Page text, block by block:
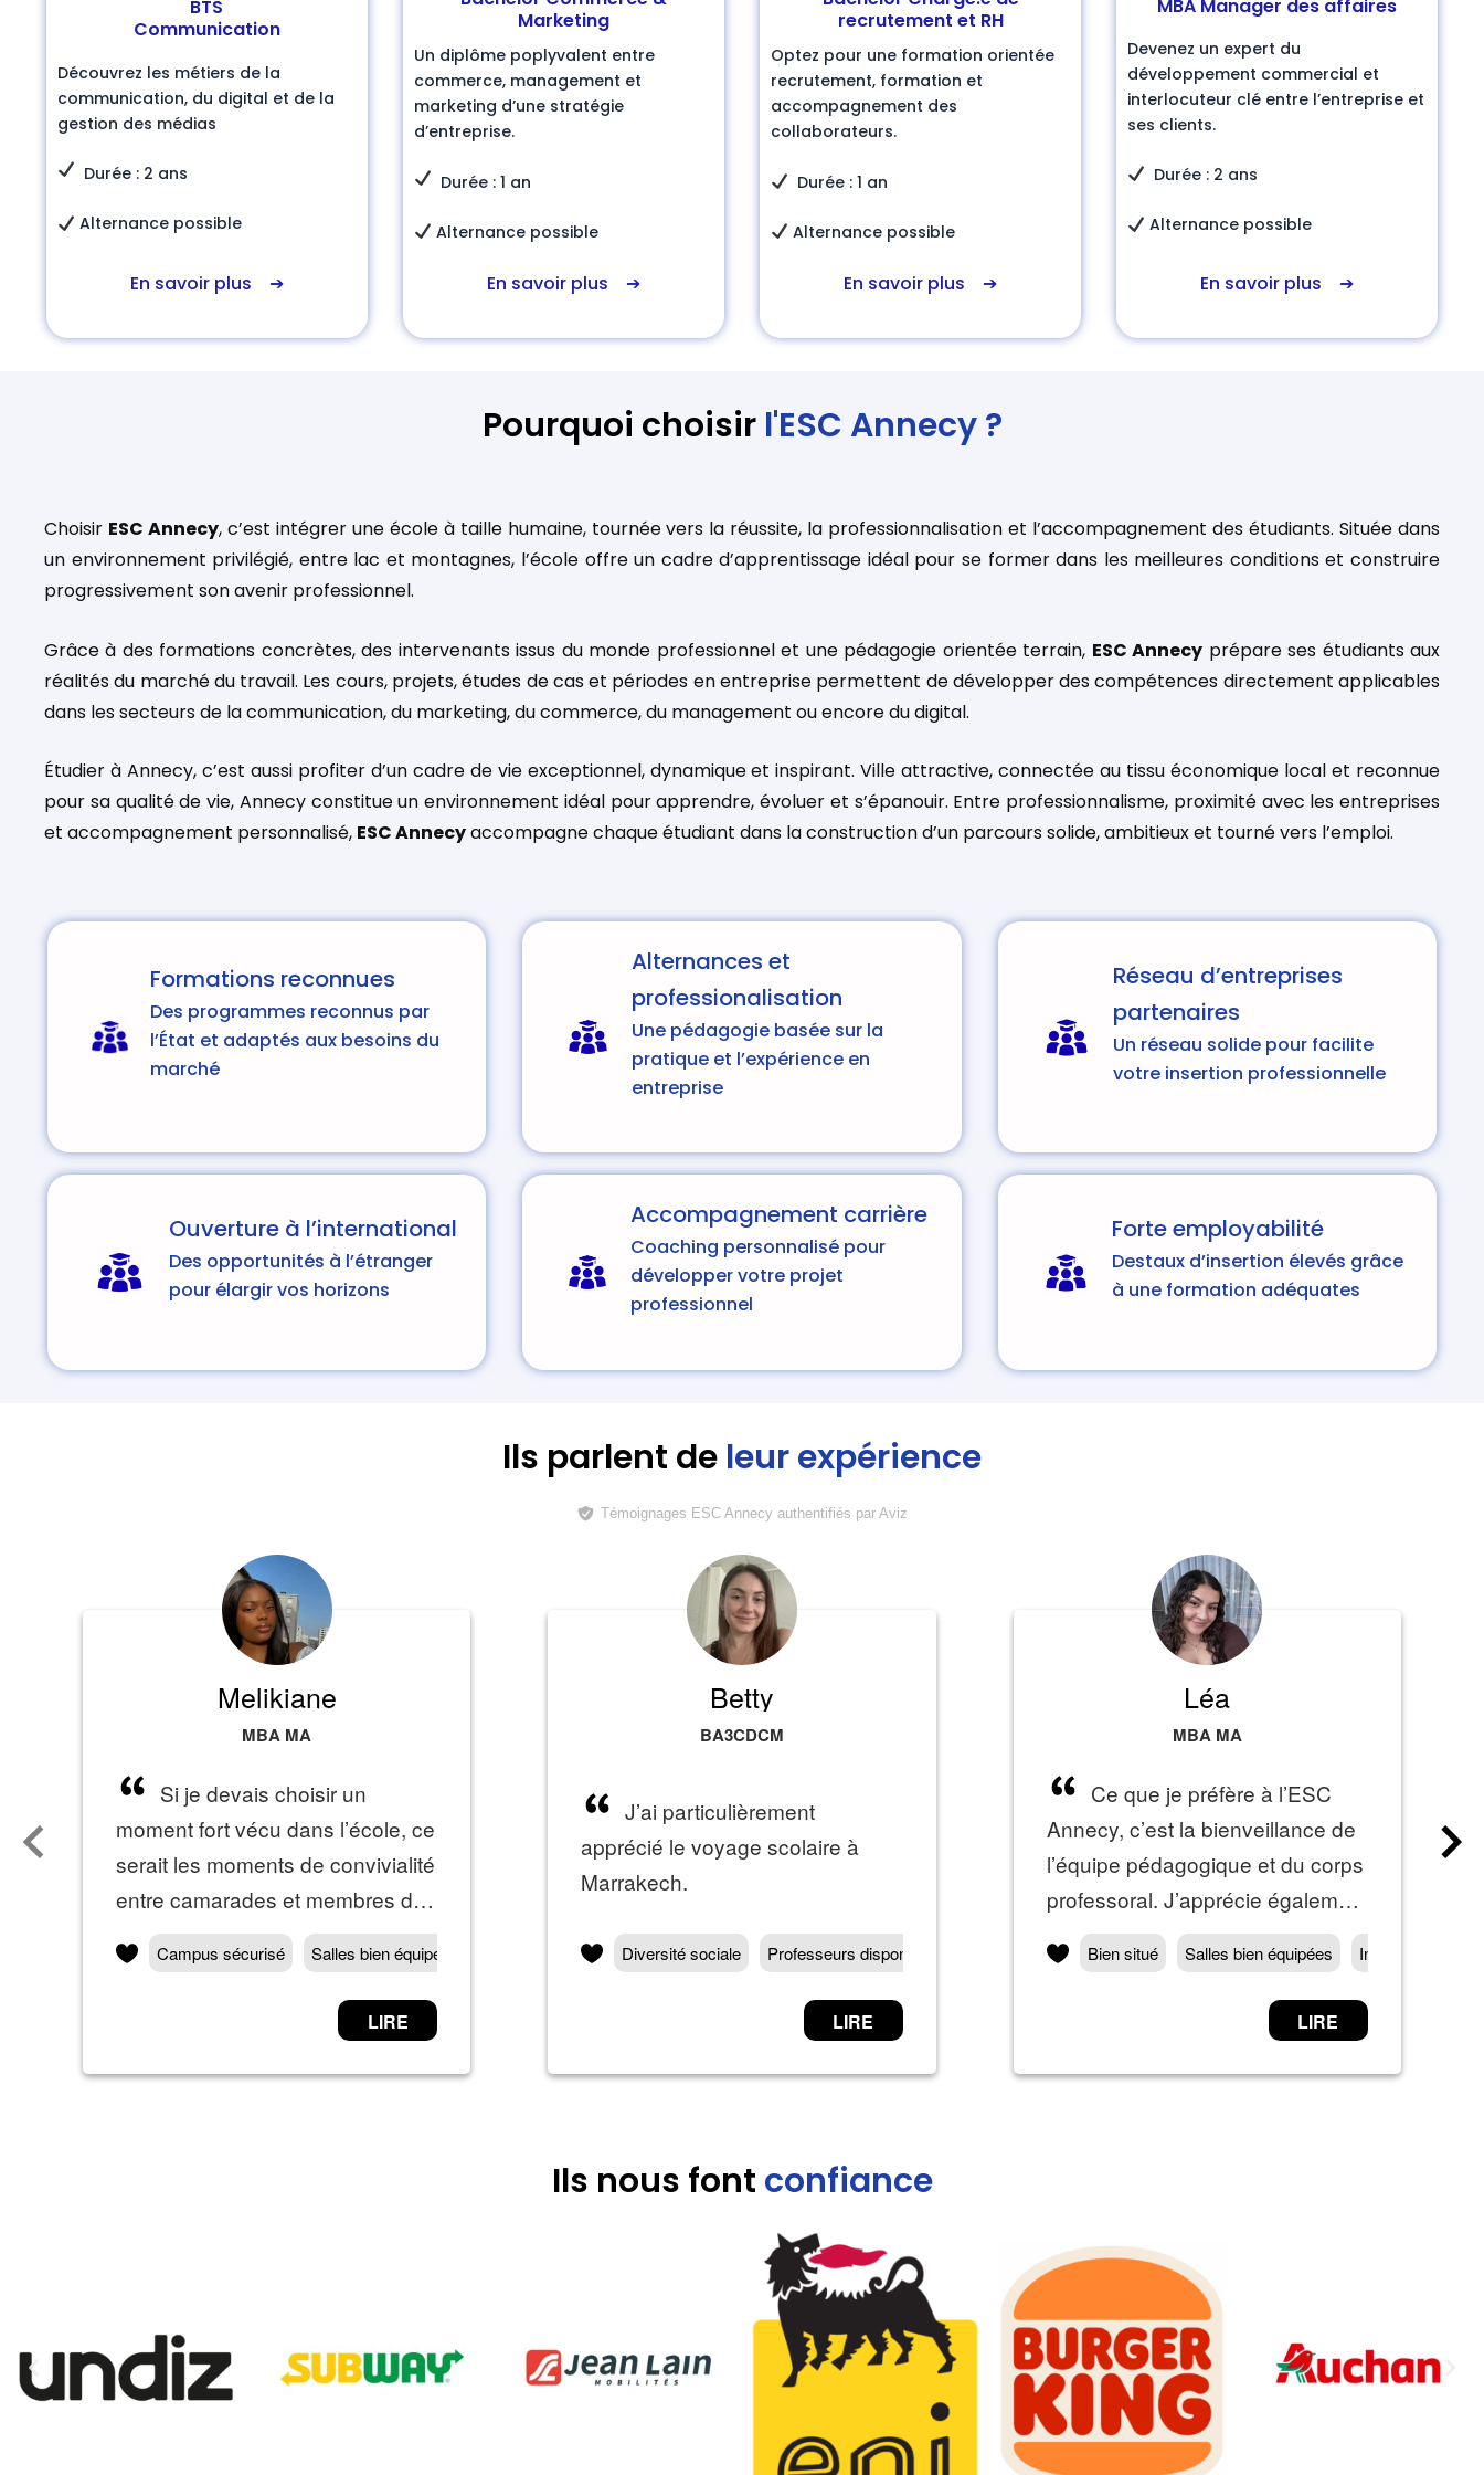
BTS
Communication
Découvrez les métiers de la
communication, du digital et de la
gestion des médias
Durée : 2 ans
Alternance possible
En savoir plus ➔
Marketing
Un diplôme poplyvalent entre
commerce, management et
marketing d’une stratégie
d’entreprise.
Durée : 1 an
Alternance possible
En savoir plus ➔
recrutement et RH
Optez pour une formation orientée
recrutement, formation et
accompagnement des
collaborateurs.
Durée : 1 an
Alternance possible
En savoir plus ➔
MBA Manager des affaires
Devenez un expert du
développement commercial et
interlocuteur clé entre l’entreprise et
ses clients.
Durée : 2 ans
Alternance possible
En savoir plus ➔
Pourquoi choisir l'ESC Annecy ?
Choisir ESC Annecy, c’est intégrer une école à taille humaine, tournée vers la réussite, la professionnalisation et l’accompagnement des étudiants. Située dans
un environnement privilégié, entre lac et montagnes, l’école offre un cadre d’apprentissage idéal pour se former dans les meilleures conditions et construire
progressivement son avenir professionnel.
Grâce à des formations concrètes, des intervenants issus du monde professionnel et une pédagogie orientée terrain, ESC Annecy prépare ses étudiants aux
réalités du marché du travail. Les cours, projets, études de cas et périodes en entreprise permettent de développer des compétences directement applicables
dans les secteurs de la communication, du marketing, du commerce, du management ou encore du digital.
Étudier à Annecy, c’est aussi profiter d’un cadre de vie exceptionnel, dynamique et inspirant. Ville attractive, connectée au tissu économique local et reconnue
pour sa qualité de vie, Annecy constitue un environnement idéal pour apprendre, évoluer et s’épanouir. Entre professionnalisme, proximité avec les entreprises
et accompagnement personnalisé, ESC Annecyaccompagne chaque étudiant dans la construction d’un parcours solide, ambitieux et tourné vers l’emploi.
Formations reconnues
Des programmes reconnus par
l’État et adaptés aux besoins du
marché
Alternances et
professionalisation
Une pédagogie basée sur la
pratique et l’expérience en
entreprise
Réseau d’entreprises
partenaires
Un réseau solide pour facilite
votre insertion professionnelle
Ouverture à l’international
Des opportunités à l’étranger
pour élargir vos horizons
Accompagnement carrière
Coaching personnalisé pour
développer votre projet
professionnel
Forte employabilité
Destaux d’insertion élevés grâce
à une formation adéquates
Ils parlent de leur expérience
Ils nous font confiance